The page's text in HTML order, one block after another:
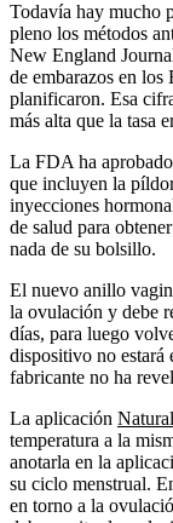
Todavía hay mucho
pleno los métodos
New England
de embarazos en los
planificaron. Esa
más alta que la tasa
La FDA ha
que incluyen la
inyecciones
de salud para
nada de su bolsillo.
El nuevo anillo
la ovulación y debe
días, para luego
dispositivo no estará
fabricante no ha
La aplicación
temperatura a la
anotarla en la
su ciclo menstrual.
en torno a la